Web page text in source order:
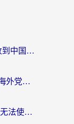
在瑞典用QQ音乐怎么把定位修改到中国国内？留学生亲测有效的回国加速方案
番茄小说在英国用不了怎么办？海外党亲测有效的回国加速解决方案
咪咕音乐版权方要求,该资源暂时无法使用？海外党这样解决听歌听书+看剧炒股难题